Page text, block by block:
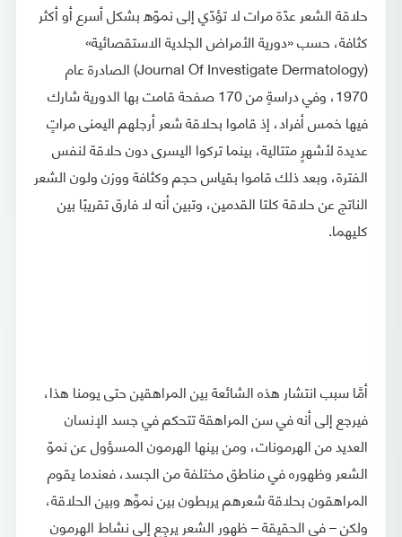
حلاقة الشعر عدّة مرات لا تؤدّي إلى نموّه بشكل أسرع أو أكثر
كثافة، حسب «دورية الأمراض الجلدية الاستقصائية»
(Journal Of Investigate Dermatology) الصادرة عام
1970، وفي دراسةٍ من 170 صفحة قامت بها الدورية شارك
فيها خمس أفراد، إذ قاموا بحلاقة شعر أرجلهم اليمنى مراتٍ
عديدة لأشهرٍ متتالية، بينما تركوا اليسرى دون حلاقة لنفس
الفترة، وبعد ذلك قاموا بقياس حجم وكثافة ووزن ولون الشعر
الناتج عن حلاقة كلتا القدمين، وتبين أنه لا فارق تقريبًا بين
كليهما.
أمَّا سبب انتشار هذه الشائعة بين المراهقين حتى يومنا هذا،
فيرجع إلى أنه في سن المراهقة تتحكم في جسد الإنسان
العديد من الهرمونات، ومن بينها الهرمون المسؤول عن نموّ
الشعر وظهوره في مناطق مختلفة من الجسد، فعندما يقوم
المراهقون بحلاقة شعرهم يربطون بين نموِّه وبين الحلاقة،
ولكن – في الحقيقة – ظهور الشعر يرجِع إلى نشاط الهرمون